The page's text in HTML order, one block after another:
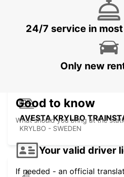
AVESTA KRYLBO
KRYLBO - SWEDEN
24/7 service in
Only new
Good to know
What should you bring at the
Your valid driver
If needed - an official